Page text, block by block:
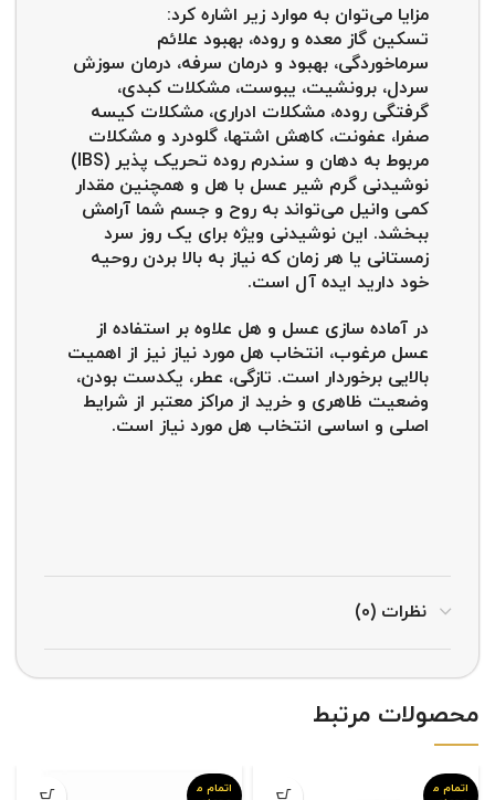
مزایا می‌توان به موارد زیر اشاره کرد:
تسکین گاز معده و روده، بهبود علائم
سرماخوردگی، بهبود و درمان سرفه، درمان سوزش
سردل، برونشیت، یبوست، مشکلات کبدی،
گرفتگی روده، مشکلات ادراری، مشکلات کیسه
صفرا، عفونت، کاهش اشتها، گلودرد و مشکلات
مربوط به دهان و سندرم روده تحریک پذیر (IBS)
نوشیدنی گرم شیر عسل با هل و همچنین مقدار
کمی وانیل می‌تواند به روح و جسم شما آرامش
ببخشد. این نوشیدنی ویژه برای یک روز سرد
زمستانی یا هر زمان که نیاز به بالا بردن روحیه
خود دارید ایده آل است.
در آماده سازی عسل و هل علاوه بر استفاده از
عسل مرغوب، انتخاب هل مورد نیاز نیز از اهمیت
بالایی برخوردار است. تازگی، عطر، یکدست بودن،
وضعیت ظاهری و خرید از مراکز معتبر از شرایط
اصلی و اساسی انتخاب هل مورد نیاز است.
نظرات (0)
محصولات مرتبط
اتمام م
اتمام م